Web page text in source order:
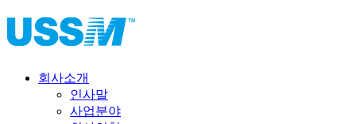
회사소개
인사말
사업분야